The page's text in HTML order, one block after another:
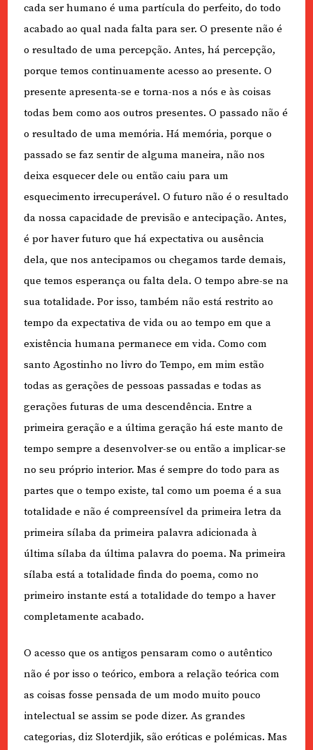
cada ser humano é uma partícula do perfeito, do todo
acabado ao qual nada falta para ser. O presente não é
o resultado de uma percepção. Antes, há percepção,
porque temos continuamente acesso ao presente. O
presente apresenta-se e torna-nos a nós e às coisas
todas bem como aos outros presentes. O passado não é
o resultado de uma memória. Há memória, porque o
passado se faz sentir de alguma maneira, não nos
deixa esquecer dele ou então caiu para um
esquecimento irrecuperável. O futuro não é o resultado
da nossa capacidade de previsão e antecipação. Antes,
é por haver futuro que há expectativa ou ausência
dela, que nos antecipamos ou chegamos tarde demais,
que temos esperança ou falta dela. O tempo abre-se na
sua totalidade. Por isso, também não está restrito ao
tempo da expectativa de vida ou ao tempo em que a
existência humana permanece em vida. Como com
santo Agostinho no livro do Tempo, em mim estão
todas as gerações de pessoas passadas e todas as
gerações futuras de uma descendência. Entre a
primeira geração e a última geração há este manto de
tempo sempre a desenvolver-se ou então a implicar-se
no seu próprio interior. Mas é sempre do todo para as
partes que o tempo existe, tal como um poema é a sua
totalidade e não é compreensível da primeira letra da
primeira sílaba da primeira palavra adicionada à
última sílaba da última palavra do poema. Na primeira
sílaba está a totalidade finda do poema, como no
primeiro instante está a totalidade do tempo a haver
completamente acabado.
O acesso que os antigos pensaram como o autêntico
não é por isso o teórico, embora a relação teórica com
as coisas fosse pensada de um modo muito pouco
intelectual se assim se pode dizer. As grandes
categorias, diz Sloterdjik, são eróticas e polémicas. Mas